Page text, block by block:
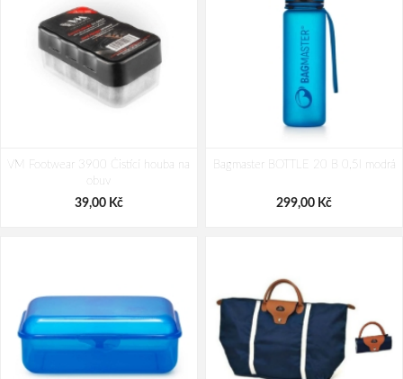
857,00 Kč
friends blue 5 L
VM Footwear 3900 Čistící houba na
obuv
39,00 Kč
Bagmaster BOTTLE 20 B 0,5l modrá
299,00 Kč